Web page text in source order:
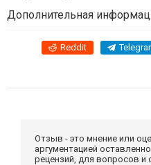
Дополнительная
Reddit
Отзыв - это мнение или
аргументацией
рецензий, для вопросов и